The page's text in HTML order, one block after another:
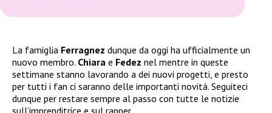
La famiglia Ferragnez dunque da oggi ha ufficialmente un
nuovo membro. Chiara e Fedez nel mentre in queste
settimane stanno lavorando a dei nuovi progetti, e presto
per tutti i fan ci saranno delle importanti novità. Seguiteci
dunque per restare sempre al passo con tutte le notizie
sull’imprenditrice e sul rapper.